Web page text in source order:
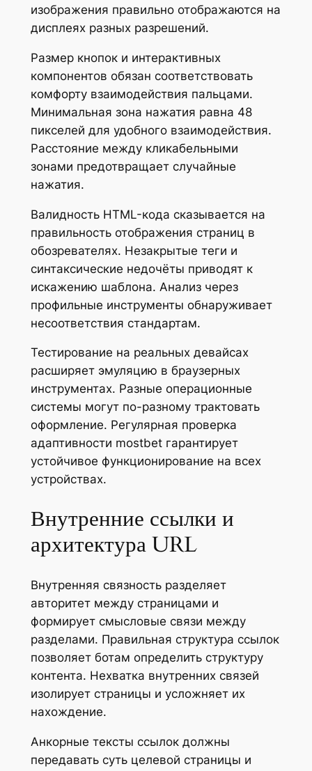
изображения правильно отображаются на
дисплеях разных разрешений.
Размер кнопок и интерактивных
компонентов обязан соответствовать
комфорту взаимодействия пальцами.
Минимальная зона нажатия равна 48
пикселей для удобного взаимодействия.
Расстояние между кликабельными
зонами предотвращает случайные
нажатия.
Валидность HTML-кода сказывается на
правильность отображения страниц в
обозревателях. Незакрытые теги и
синтаксические недочёты приводят к
искажению шаблона. Анализ через
профильные инструменты обнаруживает
несоответствия стандартам.
Тестирование на реальных девайсах
расширяет эмуляцию в браузерных
инструментах. Разные операционные
системы могут по-разному трактовать
оформление. Регулярная проверка
адаптивности mostbet гарантирует
устойчивое функционирование на всех
устройствах.
Внутренние ссылки и
архитектура URL
Внутренняя связность разделяет
авторитет между страницами и
формирует смысловые связи между
разделами. Правильная структура ссылок
позволяет ботам определить структуру
контента. Нехватка внутренних связей
изолирует страницы и усложняет их
нахождение.
Анкорные тексты ссылок должны
передавать суть целевой страницы и